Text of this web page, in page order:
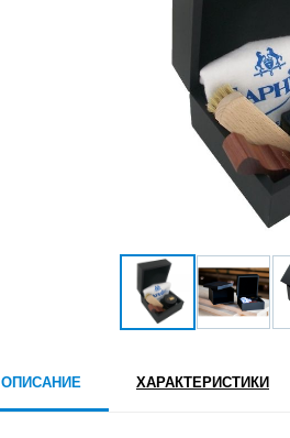
ОПИСАНИЕ ХАРАКТЕРИСТИКИ